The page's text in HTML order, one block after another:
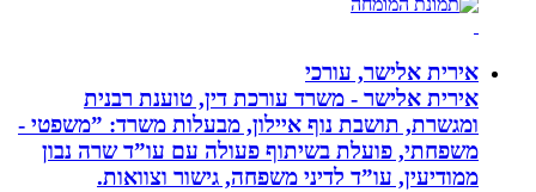
אירית אלישר, עורכי
אירית אלישר - משרד עורכת דין, טוענת רבנית
ומגשרת, תושבת נוף איילון, מבעלות משרד: ”משפטי -
משפחתי, פועלת בשיתוף פעולה עם עו”ד שרה נבון
ממודיעין, עו”ד לדיני משפחה, גישור וצוואות.